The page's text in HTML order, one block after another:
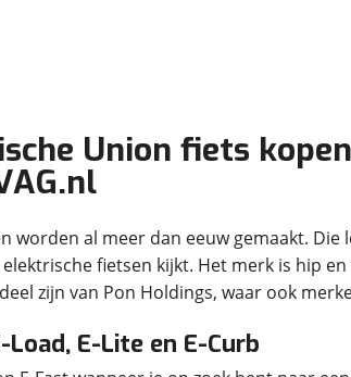
Union fiets
worden al meer dan eeuw gemaakt.
fietsen kijkt. Het merk is hip
zijn van Pon Holdings, waar ook
Load, E-Lite en E-Curb